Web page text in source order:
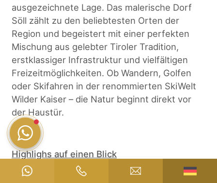
ausgezeichnete Lage. Das malerische Dorf
Söll zählt zu den beliebtesten Orten der
Region und begeistert mit einer perfekten
Mischung aus gelebter Tiroler Tradition,
erstklassiger Infrastruktur und vielfältigen
Freizeitmöglichkeiten. Ob Wandern, Golfen
oder Skifahren in der renommierten SkiWelt
Wilder Kaiser – die Natur beginnt direkt vor
der Haustür.
Highlighs auf einen Blick
✔ Grundstücksfläche: 1.568 m² Bauland